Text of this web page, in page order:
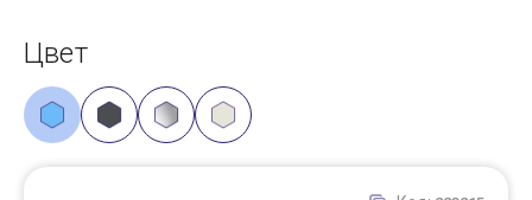
Цвет